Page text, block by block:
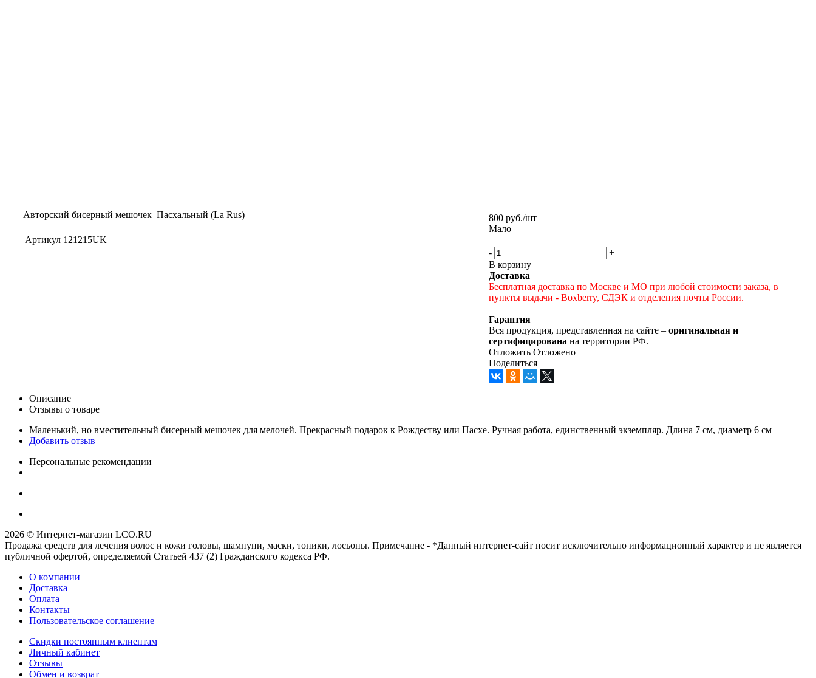
Авторский бисерный мешочек Пасхальный (La Rus)
Артикул 121215UK
800руб./шт
Мало
-
+
В корзину
Доставка
Бесплатная доставка по Москве и МО при любой стоимости заказа, в
пункты выдачи - Boxberry, СДЭК и отделения почты России.
Гарантия
Вся продукция, представленная на сайте – оригинальная и
сертифицирована на территории РФ.
Отложить Отложено
Поделиться
Описание
Отзывы о товаре
Маленький, но вместительный бисерный мешочек для мелочей. Прекрасный подарок к Рождеству или Пасхе. Ручная работа, единственный экземпляр. Длина 7 см, диаметр 6 см
Добавить отзыв
Персональные рекомендации
2026 © Интернет-магазин LCO.RU
Продажа средств для лечения волос и кожи головы, шампуни, маски, тоники, лосьоны. Примечание - *Данный интернет-сайт носит исключительно информационный характер и не является
публичной офертой, определяемой Статьей 437 (2) Гражданского кодекса РФ.
О компании
Доставка
Оплата
Контакты
Пользовательское соглашение
Скидки постоянным клиентам
Личный кабинет
Отзывы
Обмен и возврат